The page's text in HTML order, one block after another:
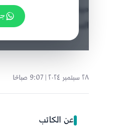
المحلي الإجمالي ويوفران حوالي 36 ألف وظيفة
٢٨ سبتمبر ٢٠٢٤ | 9:07 صباحًا
عن الكاتب